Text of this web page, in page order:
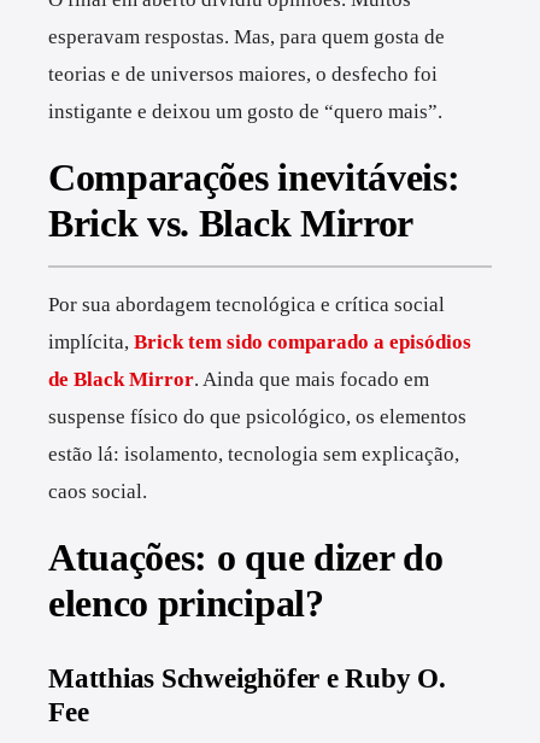
esperavam respostas. Mas, para quem gosta de
teorias e de universos maiores, o desfecho foi
instigante e deixou um gosto de “quero mais”.
Comparações inevitáveis:
Brick vs. Black Mirror
Por sua abordagem tecnológica e crítica social
implícita, Brick tem sido comparado a episódios
de Black Mirror. Ainda que mais focado em
suspense físico do que psicológico, os elementos
estão lá: isolamento, tecnologia sem explicação,
caos social.
Atuações: o que dizer do
elenco principal?
Matthias Schweighöfer e Ruby O.
Fee